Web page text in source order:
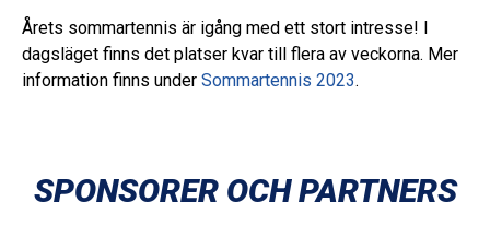
Årets sommartennis är igång med ett stort intresse! I
dagsläget finns det platser kvar till flera av veckorna. Mer
information finns under Sommartennis 2023.
SPONSORER OCH PARTNERS